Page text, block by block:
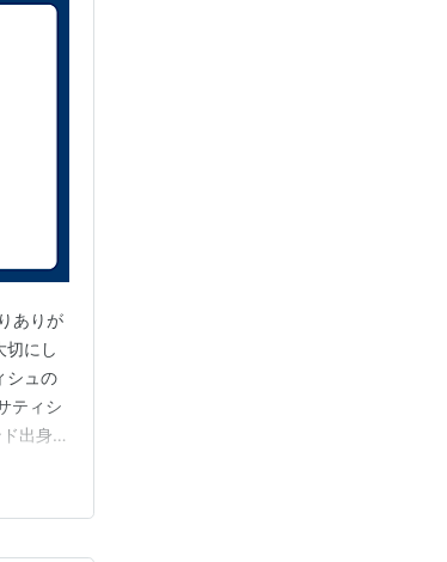
ありが
切にし
シュの
ティシ
出身の
ンス&